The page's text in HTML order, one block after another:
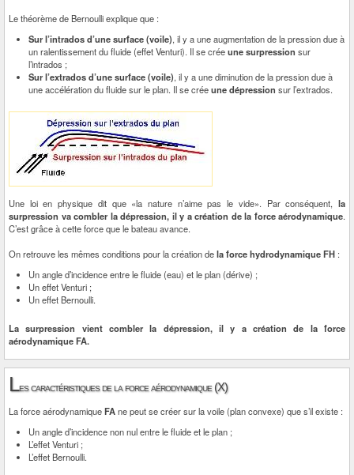
Le théorème de Bernoulli explique que :
Sur l’intrados d’une surface (voile), il y a une augmentation de la pression due à
un ralentissement du fluide (effet Venturi). Il se créeune surpression sur
l’intrados ;
Sur l’extrados d’une surface (voile), il y a une diminution de la pression due à
une accélération du fluide sur le plan. Il se créeune dépression sur l’extrados.
Une loi en physique dit que «la nature n’aime pas le vide». Par conséquent, la
surpression va combler la dépression, il y a création de la force aérodynamique.
C’est grâce à cette force que le bateau avance.
On retrouve les mêmes conditions pour la création dela force hydrodynamique FH :
Un angle d’incidence entre le fluide (eau) et le plan (dérive) ;
Un effet Venturi ;
Un effet Bernoulli.
La surpression vient combler la dépression, il y a création de la force
aérodynamique FA.
Les caractéristiques de la force aérodynamique (X)
La force aérodynamiqueFAne peut se créer sur la voile (plan convexe) que s’il existe :
Un angle d’incidence non nul entre le fluide et le plan ;
L’effet Venturi ;
L’effet Bernoulli.